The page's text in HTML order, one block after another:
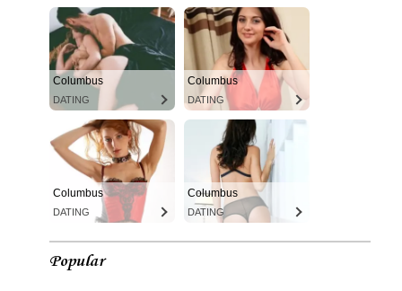
Columbus
DATING
Columbus
DATING
Columbus
DATING
Columbus
DATING
Popular